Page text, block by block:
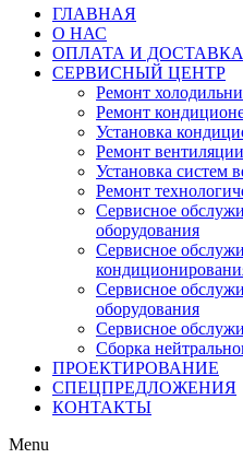
ГЛАВНАЯ
О НАС
ОПЛАТА И ДОСТАВКА
СЕРВИСНЫЙ ЦЕНТР
Ремонт
Ремонт
Установка
Ремонт вентиляции
Установка систем
Ремонт
Cервисное
оборудования
Cервисное
Cервисное
оборудования
Сервисное
Сборка
ПРОЕКТИРОВАНИЕ
СПЕЦПРЕДЛОЖЕНИЯ
КОНТАКТЫ
Menu